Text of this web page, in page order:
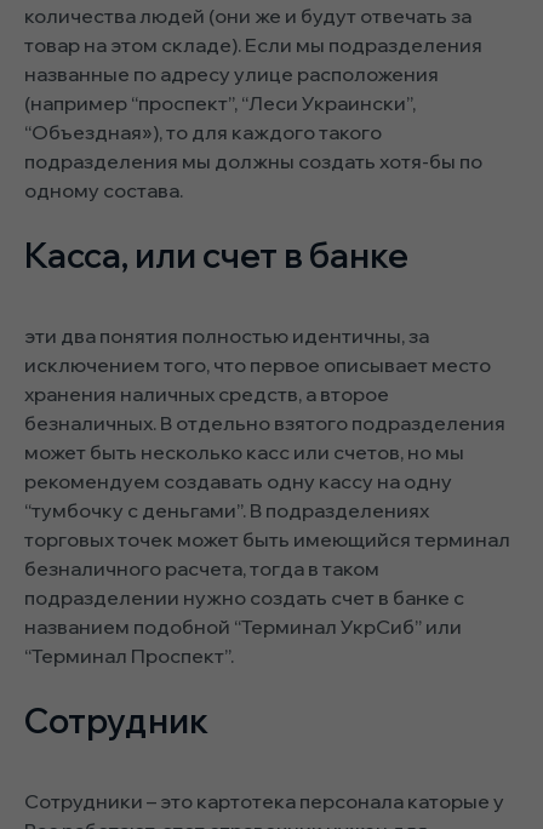
количества людей (они же и будут отвечать за
товар на этом складе). Если мы подразделения
названные по адресу улице расположения
(например “проспект”, “Леси Украински”,
“Объездная»), то для каждого такого
подразделения мы должны создать хотя-бы по
одному состава.
Касса, или счет в банке
эти два понятия полностью идентичны, за
исключением того, что первое описывает место
хранения наличных средств, а второе
безналичных. В отдельно взятого подразделения
может быть несколько касс или счетов, но мы
рекомендуем создавать одну кассу на одну
“тумбочку с деньгами”. В подразделениях
торговых точек может быть имеющийся терминал
безналичного расчета, тогда в таком
подразделении нужно создать счет в банке с
названием подобной “Терминал УкрСиб” или
“Терминал Проспект”.
Сотрудник
Сотрудники – это картотека персонала каторые у